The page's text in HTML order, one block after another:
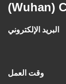
(Wuhan)
البريد الإلكتروني
وقت العمل